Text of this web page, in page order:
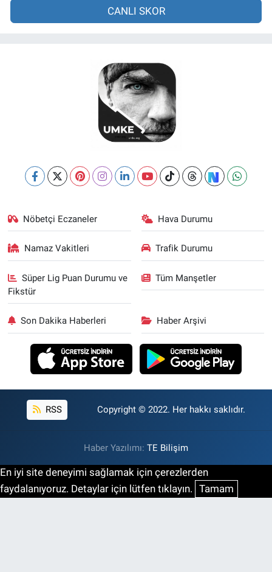
CANLI SKOR
Nöbetçi Eczaneler Hava Durumu
Namaz Vakitleri Trafik Durumu
Süper Lig Puan Durumu ve
Fikstür
Tüm Manşetler
Son Dakika Haberleri Haber Arşivi
RSS Copyright © 2022. Her hakkı saklıdır.
Haber Yazılımı: TE Bilişim
En iyi site deneyimi sağlamak için çerezlerden
faydalanıyoruz. Detaylar için lütfen tıklayın. Tamam